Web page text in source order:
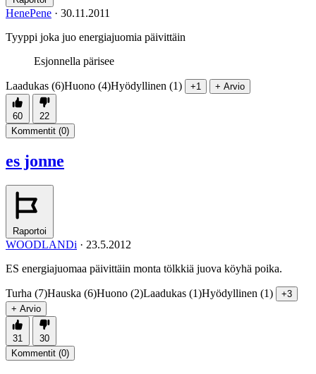
HenePene · 30.11.2011
Tyyppi joka juo energiajuomia päivittäin
Esjonnella pärisee
Laadukas (6)Huono (4)Hyödyllinen (1) +1 + Arvio
60
22
Kommentit (0)
es jonne
Raportoi
WOODLANDi · 23.5.2012
ES energiajuomaa päivittäin monta tölkkiä juova köyhä poika.
Turha (7)Hauska (6)Huono (2)Laadukas (1)Hyödyllinen (1)
+3
+ Arvio
31
30
Kommentit (0)